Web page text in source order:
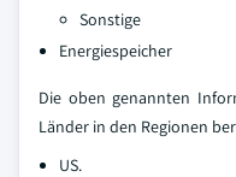
Sonstige
Energiespeicher
Die oben genannten
Länder in den Regionen
US.